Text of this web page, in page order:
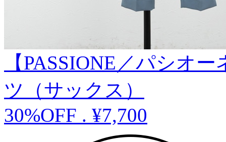
【PASSIONE／パシオ
ツ（サックス）
30%OFF . ¥7,700